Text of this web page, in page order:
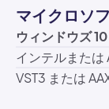
マイクロソ
ウィンドウズ
インテルまたは
VST3 または